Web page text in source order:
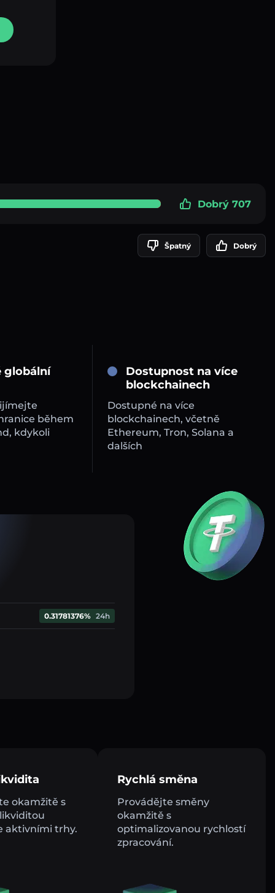
Dobrý 707
Špatný Dobrý
globální
během
kdykoli
Dostupnost na více
blockchainech
Dostupné na více
blockchainech, včetně
Ethereum, Tron, Solana a
dalších
0.31781376% 24h
okamžitě s
aktivními trhy.
Rychlá směna
Provádějte směny
okamžitě s
optimalizovanou rychlostí
zpracování.